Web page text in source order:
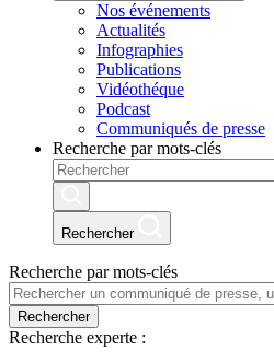
Nos événements
Actualités
Infographies
Publications
Vidéothéque
Podcast
Communiqués de presse
Recherche par mots-clés
Rechercher
Recherche par mots-clés
Rechercher
Recherche experte :